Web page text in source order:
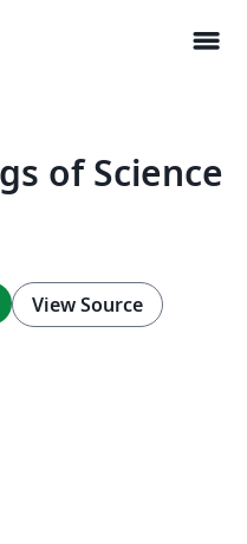
menu
of Science
View Source